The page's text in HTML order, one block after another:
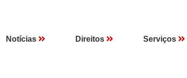
Notícias Direitos Serviços